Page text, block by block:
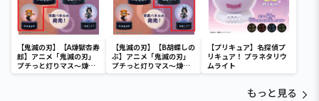
【鬼滅の刃】【A煉獄杏寿
郎】アニメ「鬼滅の刃」
プチっと灯りマス～煉獄
杏寿郎・胡蝶しのぶ～
【鬼滅の刃】【B胡蝶しの
ぶ】アニメ「鬼滅の刃」
プチっと灯りマス～煉獄
杏寿郎・胡蝶しのぶ～
【プリキュア】名探偵プ
リキュア！ プラネタリウ
ムライト
もっと見る